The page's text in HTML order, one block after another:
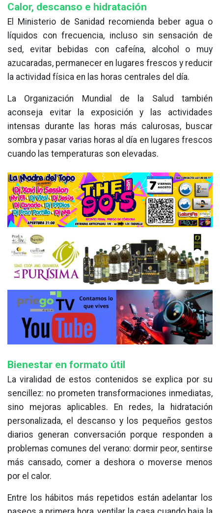
Calor, descanso e hidratación
El Ministerio de Sanidad recomienda beber agua o
líquidos con frecuencia, incluso sin sensación de
sed, evitar bebidas con cafeína, alcohol o muy
azucaradas, permanecer en lugares frescos y reducir
la actividad física en las horas centrales del día.
La Organización Mundial de la Salud también
aconseja evitar la exposición y las actividades
intensas durante las horas más calurosas, buscar
sombra y pasar varias horas al día en lugares frescos
cuando las temperaturas son elevadas.
Bienestar en formato útil
La viralidad de estos contenidos se explica por su
sencillez: no prometen transformaciones inmediatas,
sino mejoras aplicables. En redes, la hidratación
personalizada, el descanso y los pequeños gestos
diarios generan conversación porque responden a
problemas comunes del verano: dormir peor, sentirse
más cansado, comer a deshora o moverse menos
por el calor.
Entre los hábitos más repetidos están adelantar los